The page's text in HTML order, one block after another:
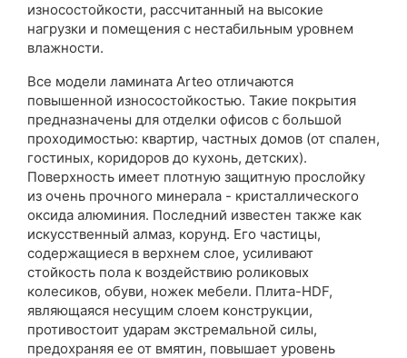
износостойкости, рассчитанный на высокие
нагрузки и помещения с нестабильным уровнем
влажности.
Все модели ламината Arteo отличаются
повышенной износостойкостью. Такие покрытия
предназначены для отделки офисов с большой
проходимостью: квартир, частных домов (от спален,
гостиных, коридоров до кухонь, детских).
Поверхность имеет плотную защитную прослойку
из очень прочного минерала - кристаллического
оксида алюминия. Последний известен также как
искусственный алмаз, корунд. Его частицы,
содержащиеся в верхнем слое, усиливают
стойкость пола к воздействию роликовых
колесиков, обуви, ножек мебели. Плита-HDF,
являющаяся несущим слоем конструкции,
противостоит ударам экстремальной силы,
предохраняя ее от вмятин, повышает уровень